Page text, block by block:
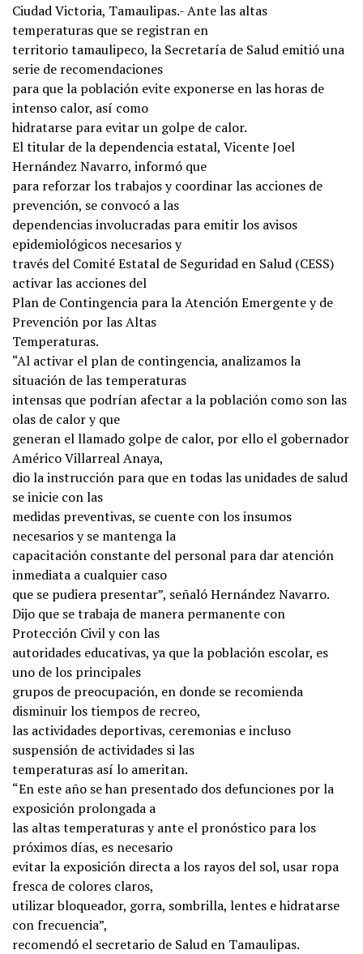
Ciudad Victoria, Tamaulipas.- Ante las altas
temperaturas que se registran en
territorio tamaulipeco, la Secretaría de Salud emitió una
serie de recomendaciones
para que la población evite exponerse en las horas de
intenso calor, así como
hidratarse para evitar un golpe de calor.
El titular de la dependencia estatal, Vicente Joel
Hernández Navarro, informó que
para reforzar los trabajos y coordinar las acciones de
prevención, se convocó a las
dependencias involucradas para emitir los avisos
epidemiológicos necesarios y
través del Comité Estatal de Seguridad en Salud (CESS)
activar las acciones del
Plan de Contingencia para la Atención Emergente y de
Prevención por las Altas
Temperaturas.
“Al activar el plan de contingencia, analizamos la
situación de las temperaturas
intensas que podrían afectar a la población como son las
olas de calor y que
generan el llamado golpe de calor, por ello el gobernador
Américo Villarreal Anaya,
dio la instrucción para que en todas las unidades de salud
se inicie con las
medidas preventivas, se cuente con los insumos
necesarios y se mantenga la
capacitación constante del personal para dar atención
inmediata a cualquier caso
que se pudiera presentar”, señaló Hernández Navarro.
Dijo que se trabaja de manera permanente con
Protección Civil y con las
autoridades educativas, ya que la población escolar, es
uno de los principales
grupos de preocupación, en donde se recomienda
disminuir los tiempos de recreo,
las actividades deportivas, ceremonias e incluso
suspensión de actividades si las
temperaturas así lo ameritan.
“En este año se han presentado dos defunciones por la
exposición prolongada a
las altas temperaturas y ante el pronóstico para los
próximos días, es necesario
evitar la exposición directa a los rayos del sol, usar ropa
fresca de colores claros,
utilizar bloqueador, gorra, sombrilla, lentes e hidratarse
con frecuencia”,
recomendó el secretario de Salud en Tamaulipas.